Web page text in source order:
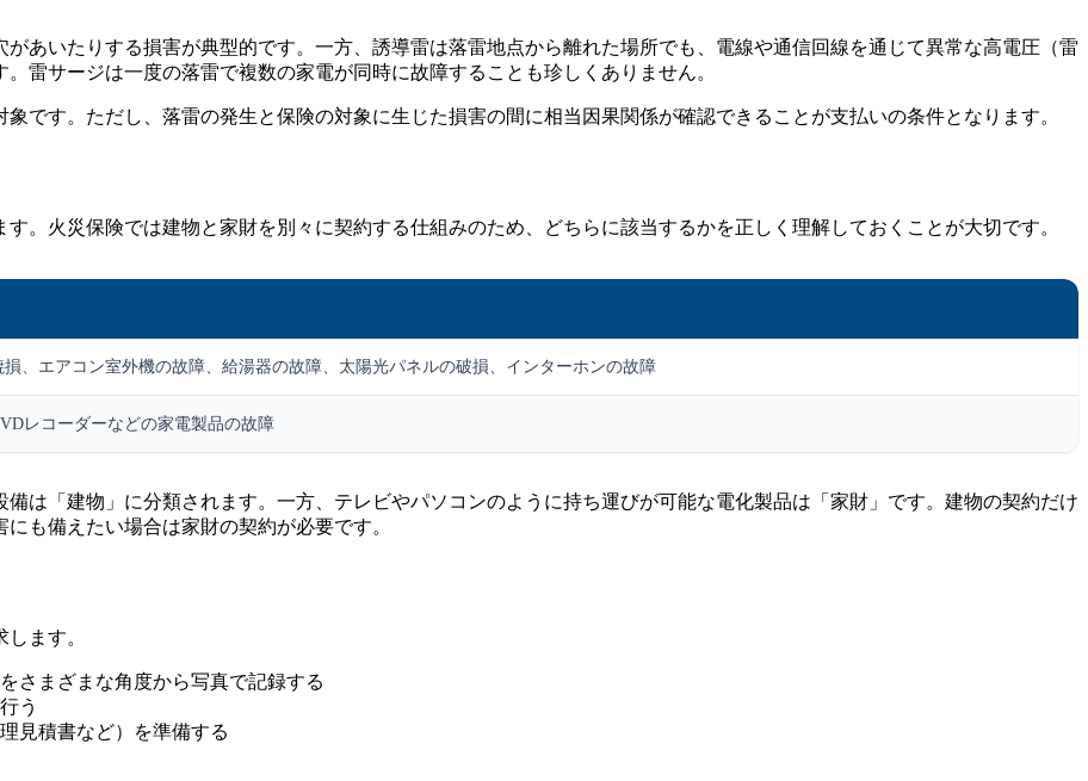
あいたりする損害が典型的です。一方、誘導雷は落雷地点から離れた場所でも、電線や通信回線を通じて異常な高電圧（雷
雷サージは一度の落雷で複数の家電が同時に故障することも珍しくありません。
です。ただし、落雷の発生と保険の対象に生じた損害の間に相当因果関係が確認できることが支払いの条件となります。
。火災保険では建物と家財を別々に契約する仕組みのため、どちらに該当するかを正しく理解しておくことが大切です。
、エアコン室外機の故障、給湯器の故障、太陽光パネルの破損、インターホンの故障
レコーダーなどの家電製品の故障
は「建物」に分類されます。一方、テレビやパソコンのように持ち運びが可能な電化製品は「家財」です。建物の契約だけ
も備えたい場合は家財の契約が必要です。
ます。
さまざまな角度から写真で記録する
う
見積書など）を準備する